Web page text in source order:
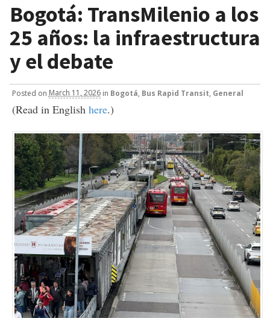
Bogotá: TransMilenio a los
25 años: la infraestructura
y el debate
Posted on March 11, 2026 in Bogotá Bus Rapid Transit General
(Read in English here.)